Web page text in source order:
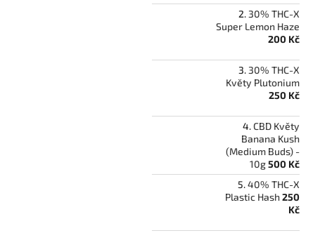
30% THC-X
Super Lemon Haze
200 Kč
30% THC-X
Květy Plutonium
250 Kč
CBD Květy
Banana Kush
(Medium Buds) -
10g500 Kč
40% THC-X
Plastic Hash250
Kč